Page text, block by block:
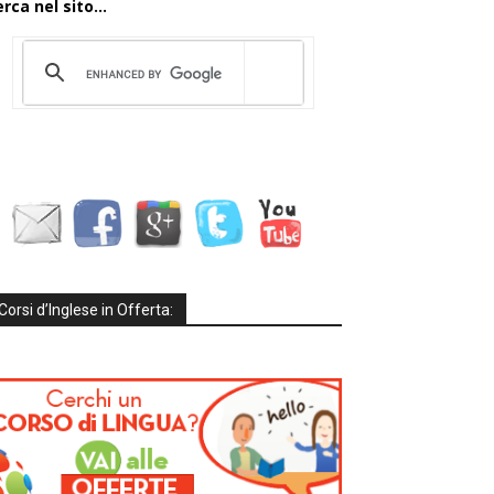
nel sito...
d’Inglese in Offerta: